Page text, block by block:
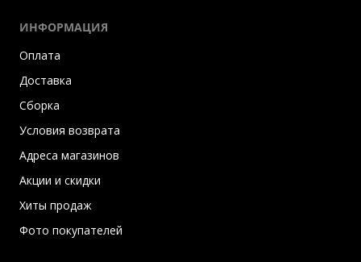
ИНФОРМАЦИЯ
Оплата
Доставка
Сборка
Условия возврата
Адреса магазинов
Акции и скидки
Хиты продаж
Фото покупателей